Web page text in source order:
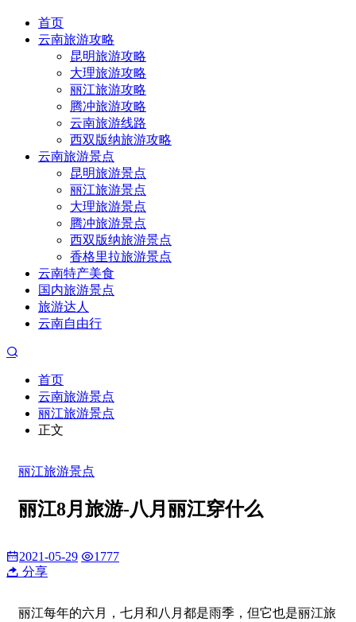
首页
云南旅游攻略
昆明旅游攻略
大理旅游攻略
丽江旅游攻略
腾冲旅游攻略
云南旅游线路
西双版纳旅游攻略
云南旅游景点
昆明旅游景点
丽江旅游景点
大理旅游景点
腾冲旅游景点
西双版纳旅游景点
香格里拉旅游景点
云南特产美食
国内旅游景点
旅游达人
云南自由行
首页
云南旅游景点
丽江旅游景点
正文
丽江旅游景点
丽江8月旅游-八月丽江穿什么
2021-05-29
1777
分享
丽江每年的六月，七月和八月都是雨季，但它也是丽江旅